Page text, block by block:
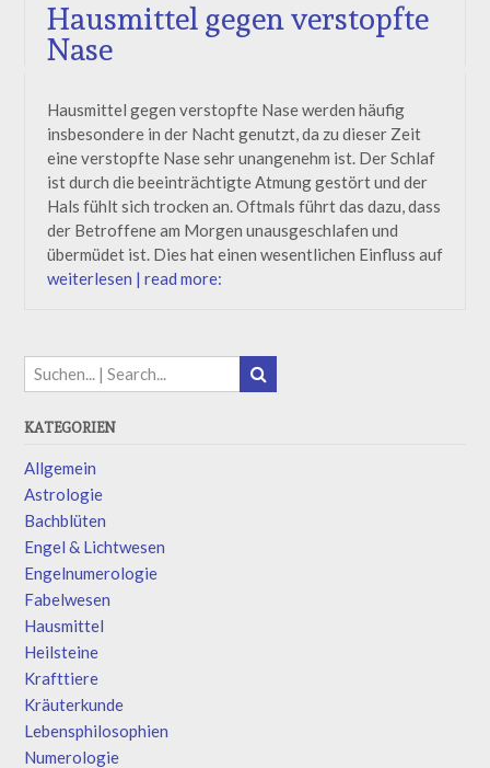
Hausmittel gegen verstopfte
Nase
Hausmittel gegen verstopfte Nase werden häufig
insbesondere in der Nacht genutzt, da zu dieser Zeit
eine verstopfte Nase sehr unangenehm ist. Der Schlaf
ist durch die beeinträchtigte Atmung gestört und der
Hals fühlt sich trocken an. Oftmals führt das dazu, dass
der Betroffene am Morgen unausgeschlafen und
übermüdet ist. Dies hat einen wesentlichen Einfluss auf
weiterlesen | read more:
KATEGORIEN
Allgemein
Astrologie
Bachblüten
Engel & Lichtwesen
Engelnumerologie
Fabelwesen
Hausmittel
Heilsteine
Krafttiere
Kräuterkunde
Lebensphilosophien
Numerologie